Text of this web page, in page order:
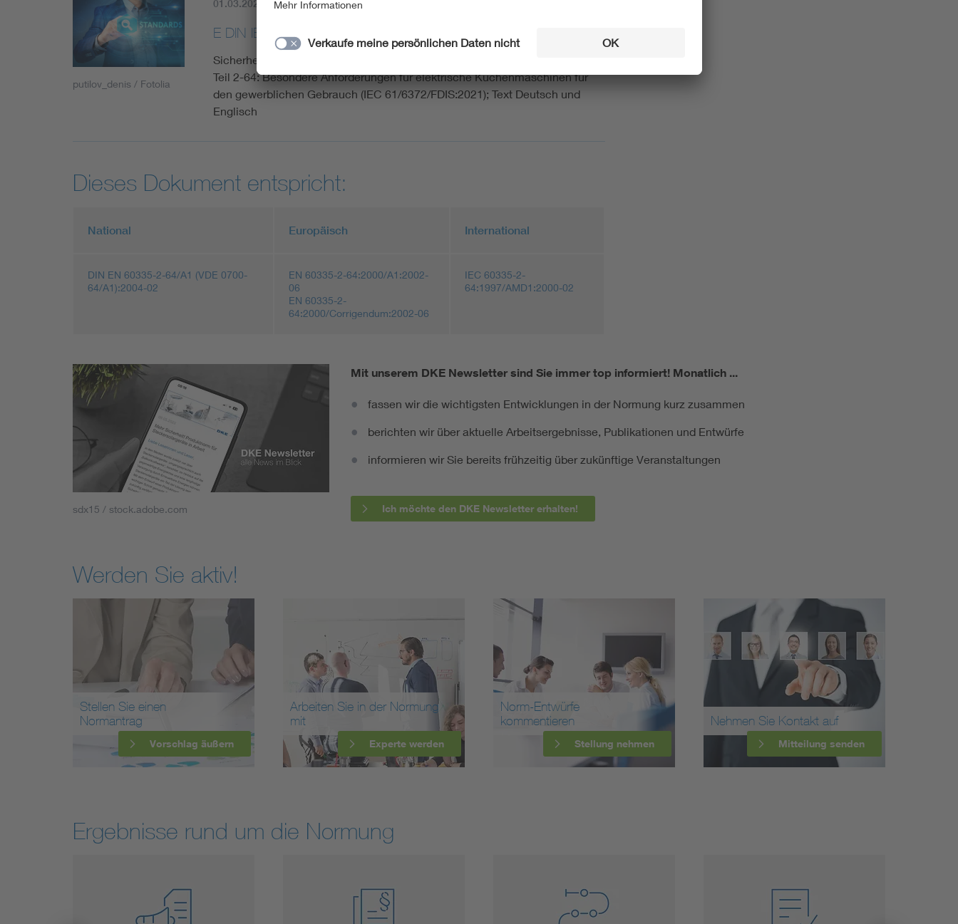
putilov_denis / Fotolia
01.03.2022 Aktuell
E DIN IEC 60335-2-64-100 (VDE 0700-64-100):2022-03
Sicherheit elektrischer Geräte für den Hausgebrauch und ähnliche Zwecke -
Teil 2-64: Besondere Anforderungen für elektrische Küchenmaschinen für
den gewerblichen Gebrauch (IEC 61/6372/FDIS:2021); Text Deutsch und
Englisch
Dieses Dokument entspricht:
National Europäisch International
DIN EN 60335-2-64/A1 (VDE 0700-
64/A1):2004-02
EN 60335-2-64:2000/A1:2002-
06
EN 60335-2-
64:2000/Corrigendum:2002-06
IEC 60335-2-
64:1997/AMD1:2000-02
sdx15 / stock.adobe.com
Mit unserem DKE Newsletter sind Sie immer top informiert! Monatlich ...
fassen wir die wichtigsten Entwicklungen in der Normung kurz zusammen
berichten wir über aktuelle Arbeitsergebnisse, Publikationen und Entwürfe
informieren wir Sie bereits frühzeitig über zukünftige Veranstaltungen
Ich möchte den DKE Newsletter erhalten!
Werden Sie aktiv!
Stellen Sie einen
Normantrag
Vorschlag äußern
Arbeiten Sie in der Normung
mit
Experte werden
Norm-Entwürfe
kommentieren
Stellung nehmen
Nehmen Sie Kontakt auf
Mitteilung senden
Ergebnisse rund um die Normung